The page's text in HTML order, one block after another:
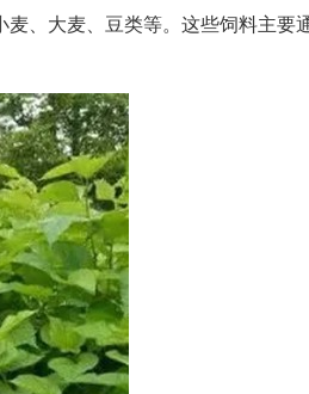
、大麦、豆类等。这些饲料主要